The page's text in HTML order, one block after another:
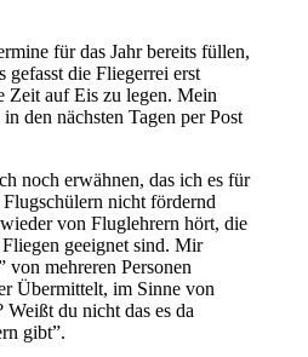
für das Jahr bereits füllen,
gefasst die Fliegerrei erst
Zeit auf Eis zu legen. Mein
den nächsten Tagen per Post
noch erwähnen, das ich es für
nicht fördernd
von Fluglehrern hört, die
geeignet sind. Mir
von mehreren Personen
Übermittelt, im Sinne von
du nicht das es da
gibt”.